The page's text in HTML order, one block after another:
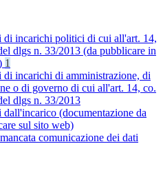
di incarichi politici di cui all'art. 14,
dlgs n. 33/2013 (da pubblicare in
1
di incarichi di amministrazione, di
o di governo di cui all'art. 14, co.
dlgs n. 33/2013
dall'incarico (documentazione da
sul sito web)
comunicazione dei dati